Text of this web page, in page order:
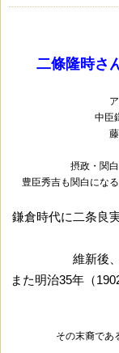
二條隆時さ
中臣
摂政・関
豊臣秀吉も関白にな
鎌倉時代に二条良
維新後
また明治35年（
その末裔であ